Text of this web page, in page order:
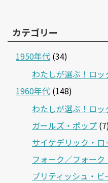
カテゴリー
1950年代 (34)
わたしが選ぶ！ロッ
1960年代 (148)
わたしが選ぶ！ロッ
ガールズ・ポップ
サイケデリック・ロ
フォーク／フォーク
ブリティッシュ・ビ